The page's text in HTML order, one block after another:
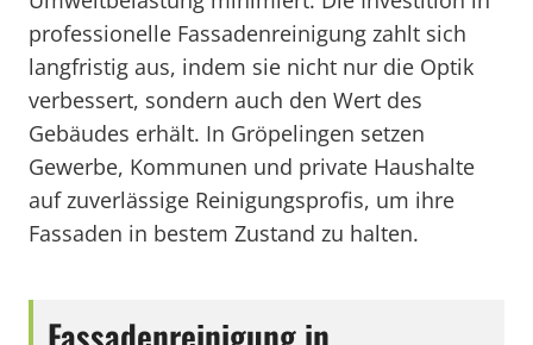
professionelle Fassadenreinigung zahlt sich
langfristig aus, indem sie nicht nur die Optik
verbessert, sondern auch den Wert des
Gebäudes erhält. In Gröpelingen setzen
Gewerbe, Kommunen und private Haushalte
auf zuverlässige Reinigungsprofis, um ihre
Fassaden in bestem Zustand zu halten.